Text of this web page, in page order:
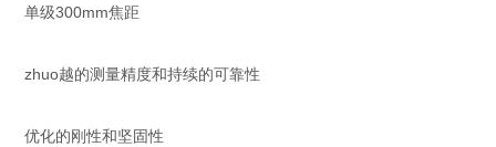
单级300mm焦距
zhuo越的测量精度和持续的可靠性
优化的刚性和坚固性